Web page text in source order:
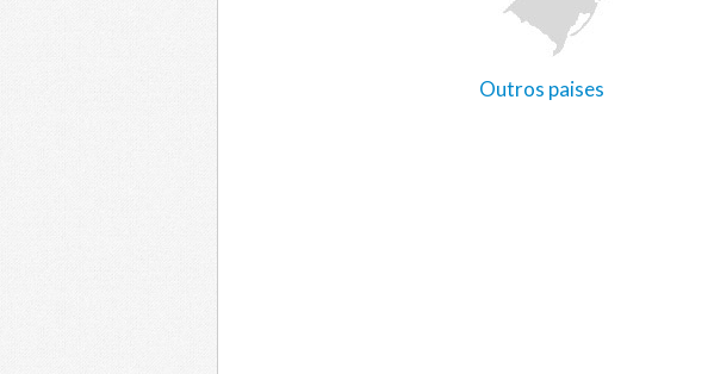
Outros paises